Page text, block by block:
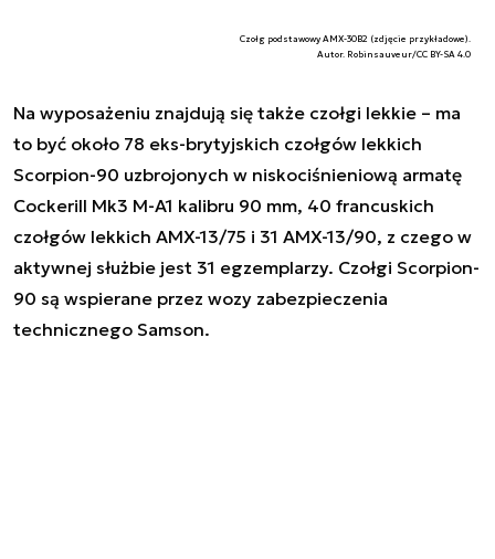
Czołg podstawowy AMX-30B2 (zdjęcie przykładowe).
Autor. Robinsauveur/CC BY-SA 4.0
Na wyposażeniu znajdują się także czołgi lekkie – ma
to być około 78 eks-brytyjskich czołgów lekkich
Scorpion-90 uzbrojonych w niskociśnieniową armatę
Cockerill Mk3 M-A1 kalibru 90 mm, 40 francuskich
czołgów lekkich AMX-13/75 i 31 AMX-13/90, z czego w
aktywnej służbie jest 31 egzemplarzy. Czołgi Scorpion-
90 są wspierane przez wozy zabezpieczenia
technicznego Samson.